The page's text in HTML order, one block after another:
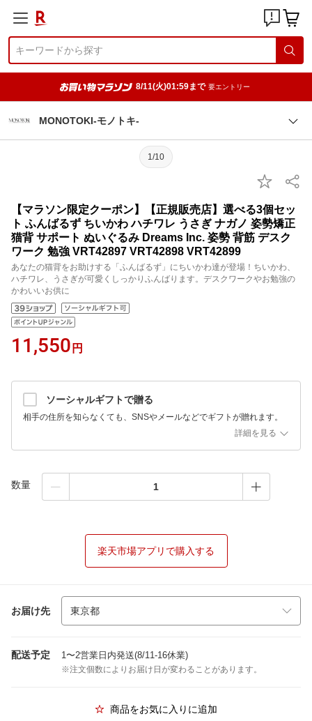
8/11(火)01:59まで 要エントリー
MONOTOKI-モノトキ-
1/10
【マラソン限定クーポン】【正規販売店】選べる3個セッ
ト ふんばるず ちいかわ ハチワレ うさぎ ナガノ 姿勢矯正
猫背 サポート ぬいぐるみ Dreams Inc. 姿勢 背筋 デスク
ワーク 勉強 VRT42897 VRT42898 VRT42899
あなたの猫背をお助けする「ふんばるず」にちいかわ達が登場！ちいかわ、
ハチワレ、うさぎが可愛くしっかりふんばります。デスクワークやお勉強の
かわいいお供に
11,550 円
ソーシャルギフトで贈る
相手の住所を知らなくても、SNSやメールなどでギフトが贈れます。
詳細を見る
数量
楽天市場アプリで購入する
お届け先
配送予定 1〜2営業日内発送(8/11-16休業)
※注文個数によりお届け日が変わることがあります。
商品をお気に入りに追加